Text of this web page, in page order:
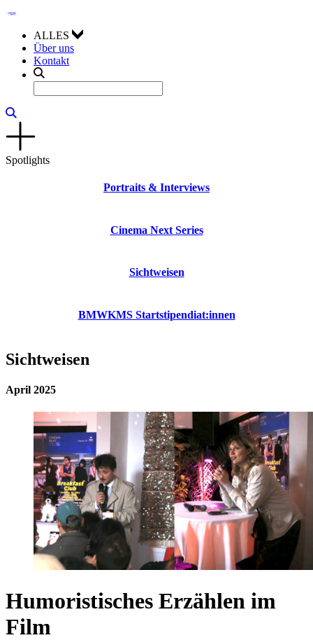
ALLES
Über uns
Kontakt
Spotlights
Portraits & Interviews
Cinema Next Series
Sichtweisen
BMWKMS Startstipendiat:innen
Sichtweisen
April 2025
Humoristisches Erzählen im
Film